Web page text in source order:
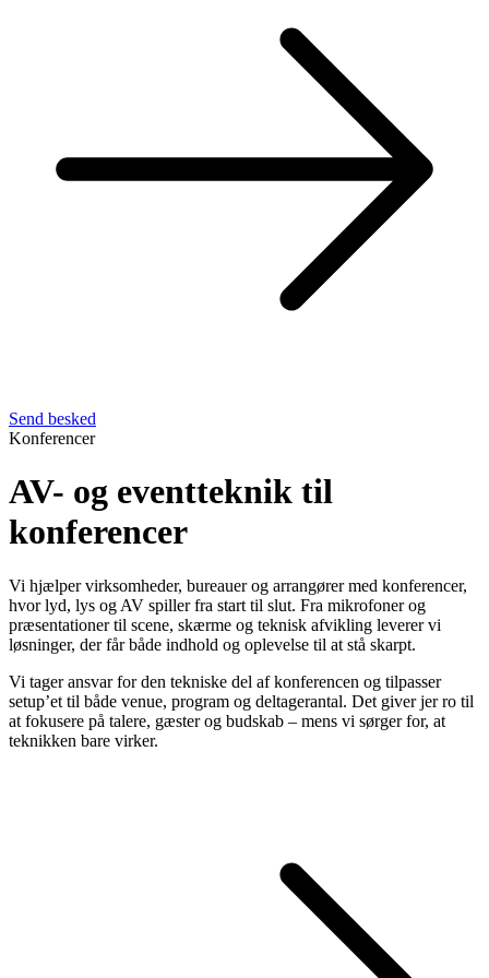
Send besked
Konferencer
AV- og eventteknik til
konferencer
Vi hjælper virksomheder, bureauer og arrangører med konferencer,
hvor lyd, lys og AV spiller fra start til slut. Fra mikrofoner og
præsentationer til scene, skærme og teknisk afvikling leverer vi
løsninger, der får både indhold og oplevelse til at stå skarpt.
Vi tager ansvar for den tekniske del af konferencen og tilpasser
setup’et til både venue, program og deltagerantal. Det giver jer ro til
at fokusere på talere, gæster og budskab – mens vi sørger for, at
teknikken bare virker.